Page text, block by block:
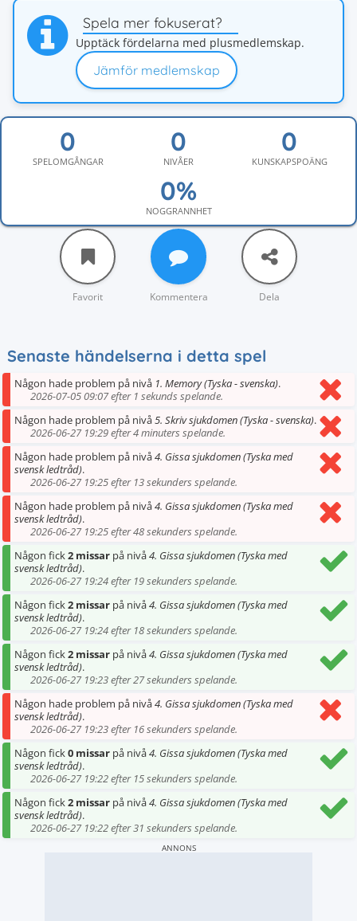
Spela mer fokuserat?
Upptäck fördelarna med plusmedlemskap.
Jämför medlemskap
SPELOMGÅNGAR NIVÅER KUNSKAPSPOÄNG
NOGGRANNHET
Favorit Kommentera Dela
Senaste händelserna i detta spel
Någon hade problem på nivå 1. Memory (Tyska - svenska).
2026-07-05 09:07 efter 1 sekunds spelande.
Någon hade problem på nivå5. Skriv sjukdomen (Tyska - svenska).
2026-06-27 19:29 efter 4 minuters spelande.
Någon hade problem på nivå4. Gissa sjukdomen (Tyska med
svensk ledtråd).
2026-06-27 19:25 efter 13 sekunders spelande.
Någon hade problem på nivå4. Gissa sjukdomen (Tyska med
svensk ledtråd).
2026-06-27 19:25 efter 48 sekunders spelande.
Någon fick2 missar på nivå4. Gissa sjukdomen (Tyska med
svensk ledtråd).
2026-06-27 19:24 efter 19 sekunders spelande.
Någon fick2 missar på nivå4. Gissa sjukdomen (Tyska med
svensk ledtråd).
2026-06-27 19:24 efter 18 sekunders spelande.
Någon fick2 missar på nivå4. Gissa sjukdomen (Tyska med
svensk ledtråd).
2026-06-27 19:23 efter 27 sekunders spelande.
Någon hade problem på nivå4. Gissa sjukdomen (Tyska med
svensk ledtråd).
2026-06-27 19:23 efter 16 sekunders spelande.
Någon fick0 missar på nivå4. Gissa sjukdomen (Tyska med
svensk ledtråd).
2026-06-27 19:22 efter 15 sekunders spelande.
Någon fick2 missar på nivå4. Gissa sjukdomen (Tyska med
svensk ledtråd).
2026-06-27 19:22 efter 31 sekunders spelande.
ANNONS